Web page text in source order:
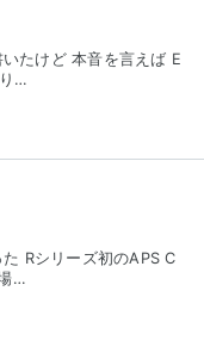
たけど 本音を言えば E
…
Rシリーズ初のAPS C
…